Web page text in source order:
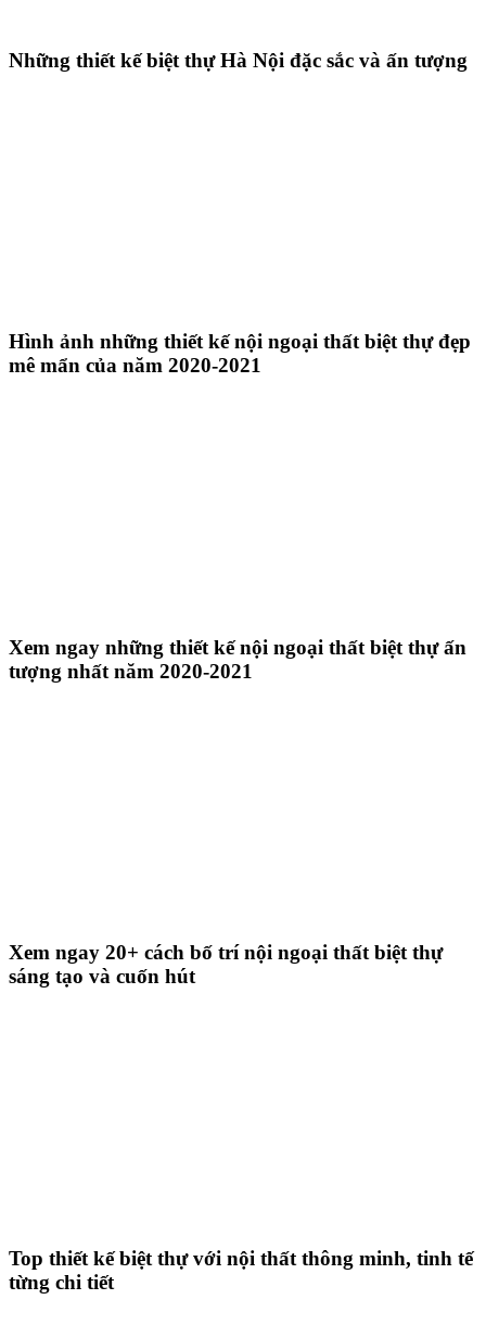
Những thiết kế biệt thự Hà Nội đặc sắc và ấn tượng
Hình ảnh những thiết kế nội ngoại thất biệt thự đẹp
mê mẩn của năm 2020-2021
Xem ngay những thiết kế nội ngoại thất biệt thự ấn
tượng nhất năm 2020-2021
Xem ngay 20+ cách bố trí nội ngoại thất biệt thự
sáng tạo và cuốn hút
Top thiết kế biệt thự với nội thất thông minh, tinh tế
từng chi tiết